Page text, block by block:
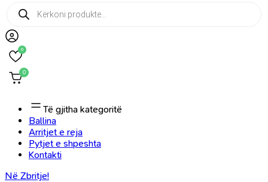
Products
search
0
0
Të gjitha kategoritë
Ballina
Arritjet e reja
Pytjet e shpeshta
Kontakti
Në Zbritje!